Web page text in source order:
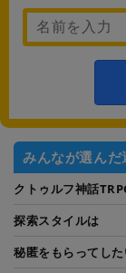
みんなが選んだ
クトゥルフ神話
探索スタイルは
秘匿をもらってし